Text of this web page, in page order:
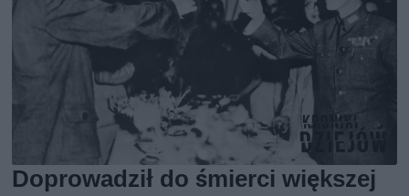
Doprowadził do śmierci większej